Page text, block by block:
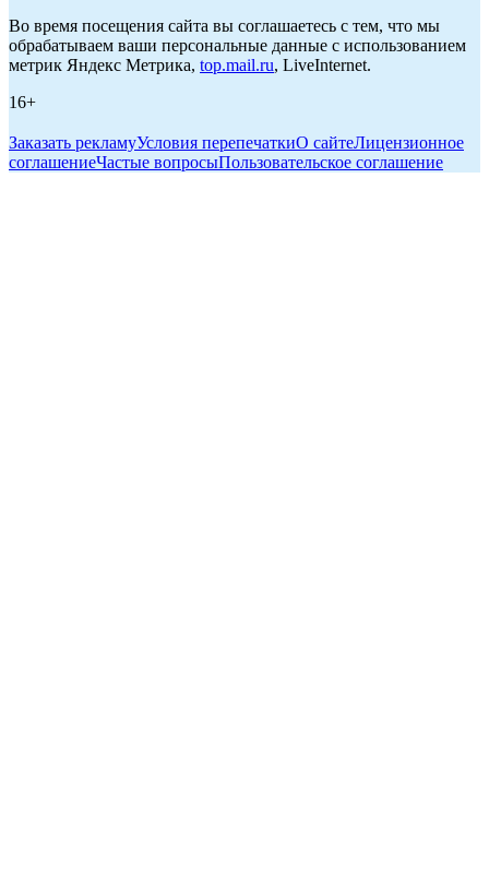
Во время посещения сайта вы соглашаетесь с тем, что мы
обрабатываем ваши персональные данные с использованием
метрик Яндекс Метрика, top.mail.ru, LiveInternet.
16+
Заказать рекламуУсловия перепечаткиО сайтеЛицензионное
соглашениеЧастые вопросыПользовательское соглашение